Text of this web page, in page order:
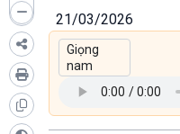
21/03/2026